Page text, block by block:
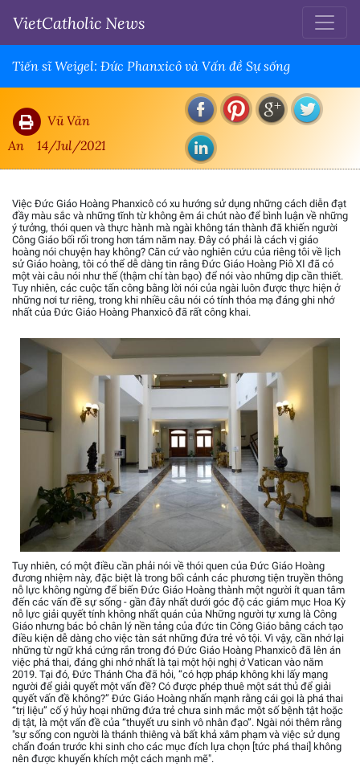
VietCatholic News
Tiến sĩ Weigel: Đức Phanxicô và Vấn đề Sự sống
Vũ Văn
An
14/Jul/2021
Việc Đức Giáo Hoàng Phanxicô có xu hướng sử dụng những cách diễn đạt
đầy màu sắc và những tĩnh từ không êm ái chút nào để bình luận về những
ý tưởng, thói quen và thực hành mà ngài không tán thành đã khiến người
Công Giáo bối rối trong hơn tám năm nay. Đây có phải là cách vị giáo
hoàng nói chuyện hay không? Căn cứ vào nghiên cứu của riêng tôi về lịch
sử Giáo hoàng, tôi có thể dễ dàng tin rằng Đức Giáo Hoàng Piô XI đã có
một vài câu nói như thế (thậm chí tàn bạo) để nói vào những dịp cần thiết.
Tuy nhiên, các cuộc tấn công bằng lời nói của ngài luôn được thực hiện ở
những nơi tư riêng, trong khi nhiều câu nói có tính thóa mạ đáng ghi nhớ
nhất của Đức Giáo Hoàng Phanxicô đã rất công khai.
Tuy nhiên, có một điều cần phải nói về thói quen của Đức Giáo Hoàng
đương nhiệm này, đặc biệt là trong bối cảnh các phương tiện truyền thông
nỗ lực không ngừng để biến Đức Giáo Hoàng thành một người ít quan tâm
đến các vấn đề sự sống - gần đây nhất dưới góc độ các giám mục Hoa Kỳ
nỗ lực giải quyết tính không nhất quán của Những người tự xưng là Công
Giáo nhưng bác bỏ chân lý nền tảng của đức tin Công Giáo bằng cách tạo
điều kiện dễ dàng cho việc tàn sát những đứa trẻ vô tội. Vì vậy, cần nhớ lại
những từ ngữ khá cứng rắn trong đó Đức Giáo Hoàng Phanxicô đã lên án
việc phá thai, đáng ghi nhớ nhất là tại một hội nghị ở Vatican vào năm
2019. Tại đó, Đức Thánh Cha đã hỏi, “có hợp pháp không khi lấy mạng
người để giải quyết một vấn đề? Có được phép thuê một sát thủ để giải
quyết vấn đề không?” Đức Giáo Hoàng nhấn mạnh rằng cái gọi là phá thai
“trị liệu” cố ý hủy hoại những đứa trẻ chưa sinh mắc một số bệnh tật hoặc
dị tật, là một vấn đề của “thuyết ưu sinh vô nhân đạo”. Ngài nói thêm rằng
"sự sống con người là thánh thiêng và bất khả xâm phạm và việc sử dụng
chẩn đoán trước khi sinh cho các mục đích lựa chọn [tức phá thai] không
nên được khuyến khích một cách mạnh mẽ".